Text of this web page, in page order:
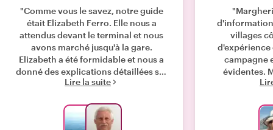
"Comme vous le savez, notre guide
était Elizabeth Ferro. Elle nous a
attendus devant le terminal et nous
avons marché jusqu'à la gare.
Elizabeth a été formidable et nous a
donné des explications détaillées sur
les trois villages et leur emplacement.
chacun de nous. Nous avions le
meilleur guide que nous pouvions
Lire la suite
villages
d'expérience
campagne
évidentes.
excellente